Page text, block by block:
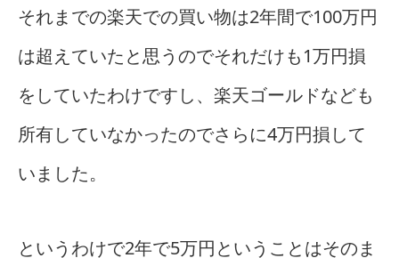
それまでの楽天での買い物は2年間で100万円
は超えていたと思うのでそれだけも1万円損
をしていたわけですし、楽天ゴールドなども
所有していなかったのでさらに4万円損して
いました。
というわけで2年で5万円ということはそのま